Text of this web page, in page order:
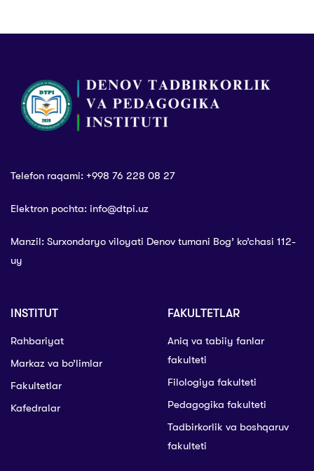
Telefon raqami: +998 76 228 08 27
Elektron pochta: info@dtpi.uz
Manzil: Surxondaryo viloyati Denov tumani Bog’ ko’chasi 112-
uy
INSTITUT
Rahbariyat
Markaz va bo’limlar
Fakultetlar
Kafedralar
FAKULTETLAR
Aniq va tabiiy fanlar
fakulteti
Filologiya fakulteti
Pedagogika fakulteti
Tadbirkorlik va boshqaruv
fakulteti